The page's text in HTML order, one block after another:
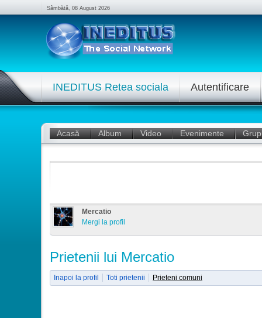
Sâmbătă, 08 August 2026
INEDITUS Retea sociala Autentificare
Acasă Album Video Evenimente
Mercatio
Mergi la profil
Prietenii lui Mercatio
Inapoi la profil Toti prietenii Prieteni comuni